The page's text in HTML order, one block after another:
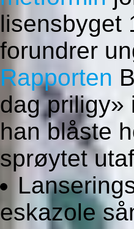
lisensbyget
forundrer
Rapporten
dag priligy»
han blåste
sprøytet
eskazole